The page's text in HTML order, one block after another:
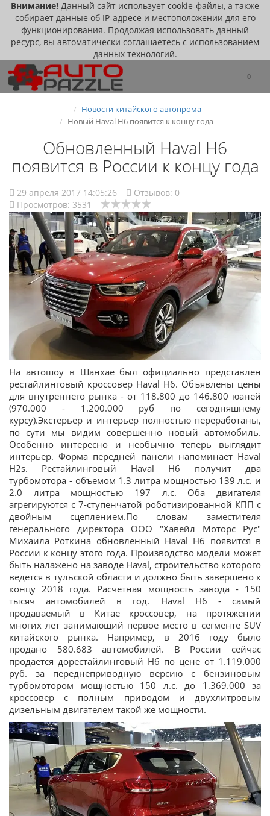
Внимание! Данный сайт использует cookie-файлы, а также
собирает данные об IP-адресе и местоположении для его
функционирования. Продолжая использовать данный
ресурс, вы автоматически соглашаетесь с использованием
данных технологий.
0
Новости китайского автопрома
Новый Haval H6 появится к концу года
Обновленный Haval H6
появится в России к концу года
29 апреля 2017 14:05:26 Отзывов: 0
Просмотров: 3531
На автошоу в Шанхае был официально представлен
рестайлинговый кроссовер Haval H6. Объявлены цены
для внутреннего рынка - от 118.800 до 146.800 юаней
(970.000 - 1.200.000 руб по сегодняшнему
курсу).Экстерьер и интерьер полностью переработаны,
по сути мы видим совершенно новый автомобиль.
Особенно интересно и необычно теперь выглядит
интерьер. Форма передней панели напоминает Haval
H2s. Рестайлинговый Haval H6 получит два
турбомотора - объемом 1.3 литра мощностью 139 л.с. и
2.0 литра мощностью 197 л.с. Оба двигателя
агрегируются с 7-ступенчатой роботизированной КПП с
двойным сцеплением.По словам заместителя
генерального директора ООО "Хавейл Моторс Рус"
Михаила Роткина обновленный Haval H6 появится в
России к концу этого года. Производство модели может
быть налажено на заводе Haval, строительство которого
ведется в тульской области и должно быть завершено к
концу 2018 года. Расчетная мощность завода - 150
тысяч автомобилей в год. Haval H6 - самый
продаваемый в Китае кроссовер, на протяжении
многих лет занимающий первое место в сегменте SUV
китайского рынка. Например, в 2016 году было
продано 580.683 автомобилей. В России сейчас
продается дорестайлинговый H6 по цене от 1.119.000
руб. за переднеприводную версию с бензиновым
турбомотором мощностью 150 л.с. до 1.369.000 за
кроссовер с полным приводом и двухлитровым
дизельным двигателем такой же мощности.